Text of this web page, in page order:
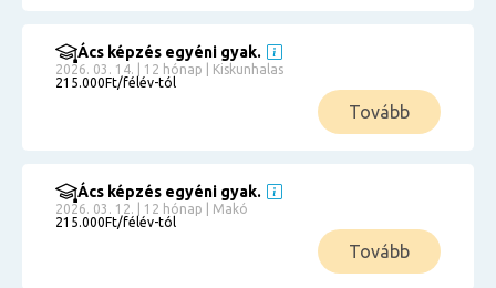
Ács képzés egyéni gyak.
2026. 03. 14. | 12 hónap | Kiskunhalas
215.000Ft/félév-tól
Tovább
Ács képzés egyéni gyak.
2026. 03. 12. | 12 hónap | Makó
215.000Ft/félév-tól
Tovább